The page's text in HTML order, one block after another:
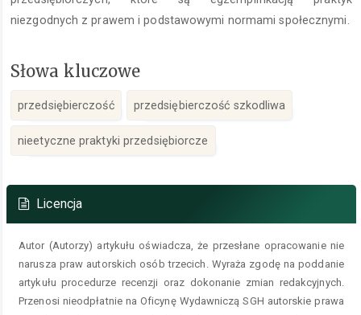
niezgodnych z prawem i podstawowymi normami społecznymi.
Słowa kluczowe
przedsiębierczość przedsiębierczość szkodliwa
nieetyczne praktyki przedsiębiorcze
artykułu
Licencja
Autor (Autorzy) artykułu oświadcza, że przesłane opracowanie nie
narusza praw autorskich osób trzecich. Wyraża zgodę na poddanie
artykułu procedurze recenzji oraz dokonanie zmian redakcyjnych.
Przenosi nieodpłatnie na Oficynę Wydawniczą SGH autorskie prawa